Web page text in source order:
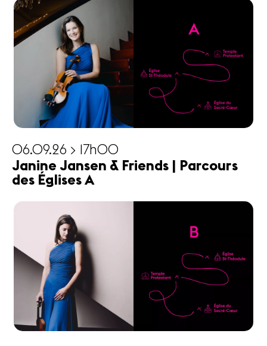
06.09.26 > 17h00
Janine Jansen & Friends | Parcours
des Églises A